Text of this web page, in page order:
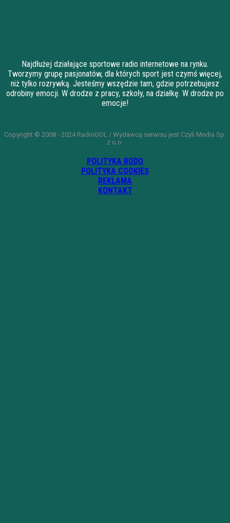
Najdłużej działające sportowe radio internetowe na rynku.
Tworzymy grupę pasjonatów, dla których sport jest czymś więcej,
niż tylko rozrywką. Jesteśmy wszędzie tam, gdzie potrzebujesz
odrobiny emocji. W drodze z pracy, szkoły, na działkę. W drodze po
emocje!
Copyright © 2008 - 2024 RadioGOL / Wydawcą serwisu jest Czyli Media Sp.
z o.o.
POLITYKA RODO
POLITYKA COOKIES
REKLAMA
KONTAKT